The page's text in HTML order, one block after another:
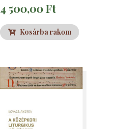
4 500,00Ft
Kosárba rakom